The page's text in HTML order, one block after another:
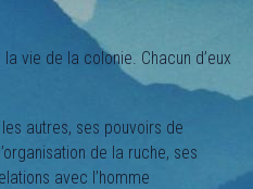
vie de la colonie. Chacun d’eux
autres, ses pouvoirs de
de la ruche, ses
avec l’homme